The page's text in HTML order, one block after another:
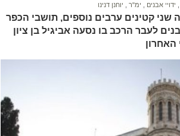
ידויי אבנים ימ"ר יוחנן דנינו
קטינים ערבים נוספים, תושבי הכפר
לעבר הרכב בו נסעה אביגיל בן ציון
האחרון